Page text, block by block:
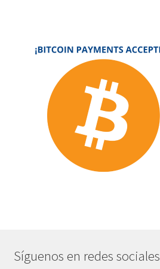
Síguenos en redes sociales